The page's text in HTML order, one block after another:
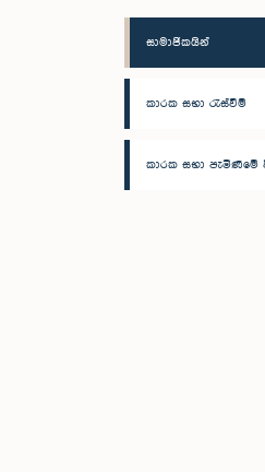
සාමාජිකයින්
කාරක සභා රැස්වීම්
කාරක සභා පැමිණීමේ